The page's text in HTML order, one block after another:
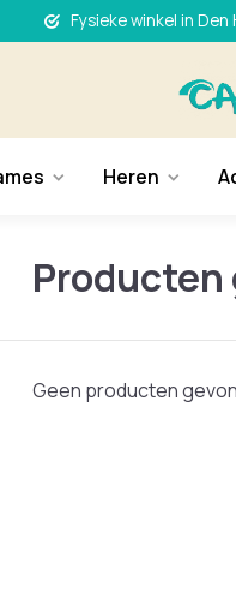
Fysieke winkel in Den
Heren
Producten
Geen producten